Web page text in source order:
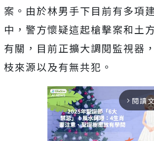
案。由於林男手下目前有多項
中，警方懷疑這起槍擊案和土
有關，目前正擴大調閱監視器
枝來源以及有無共犯。
arrow_forward_ios 閱讀